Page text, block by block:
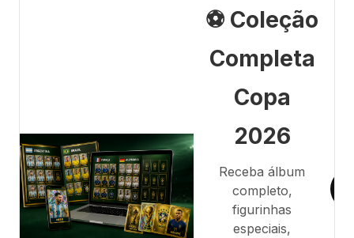
⚽ Coleção
Completa
Copa
2026
Receba álbum
completo,
figurinhas
especiais,